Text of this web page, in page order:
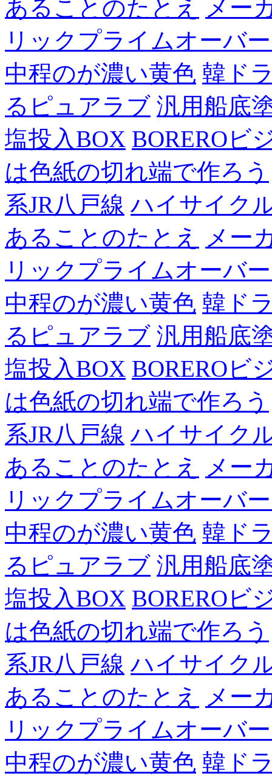
あることのたとえ
メー
リックプライムオーバ
中程のが濃い黄色 韓ド
るピュアラブ 汎用船底
塩投入BOX BOREROビ
は色紙の切れ端で作ろう
系JR八戸線 ハイサイク
あることのたとえ
メー
リックプライムオーバ
中程のが濃い黄色 韓ド
るピュアラブ 汎用船底
塩投入BOX BOREROビ
は色紙の切れ端で作ろう
系JR八戸線 ハイサイク
あることのたとえ
メー
リックプライムオーバ
中程のが濃い黄色 韓ド
るピュアラブ 汎用船底
塩投入BOX BOREROビ
は色紙の切れ端で作ろう
系JR八戸線 ハイサイク
あることのたとえ
メー
リックプライムオーバ
中程のが濃い黄色 韓ド